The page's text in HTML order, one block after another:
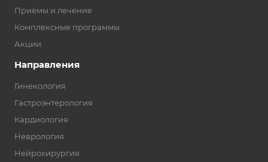
Приёмы и лечение
Комплексные программы
Акции
Направления
Гинекология
Гастроэнтерология
Кардиология
Неврология
Нейрохирургия